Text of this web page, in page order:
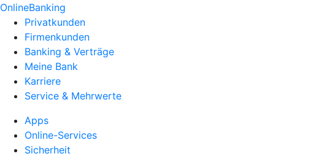
OnlineBanking
Privatkunden
Firmenkunden
Banking & Verträge
Meine Bank
Karriere
Service & Mehrwerte
Apps
Online-Services
Sicherheit